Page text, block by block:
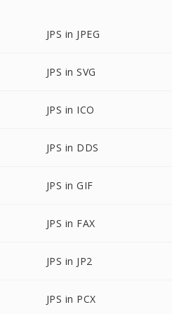
JPS in JPEG
JPS in SVG
JPS in ICO
JPS in DDS
JPS in GIF
JPS in FAX
JPS in JP2
JPS in PCX